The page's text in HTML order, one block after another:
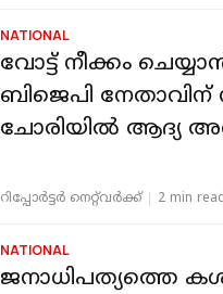
NATIONAL
വോട്ട് നീക്കം
ബിജെപി
ചോരിയിൽ ആദ്യ
റിപ്പോർട്ടർ നെറ്റ്‌വര്‍ക്ക്‌ 2 min
NATIONAL
ജനാധിപത്യത്തെ